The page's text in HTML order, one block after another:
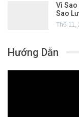
Vì Sao
Sao
Th6 11,
Hướng Dẫn